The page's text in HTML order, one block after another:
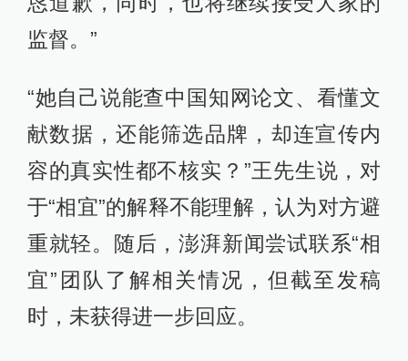
监督。”
“她自己说能查中国知网论文、看懂文
献数据，还能筛选品牌，却连宣传内
容的真实性都不核实？”王先生说，对
于“相宜”的解释不能理解，认为对方避
重就轻。随后，澎湃新闻尝试联系“相
宜”团队了解相关情况，但截至发稿
时，未获得进一步回应。